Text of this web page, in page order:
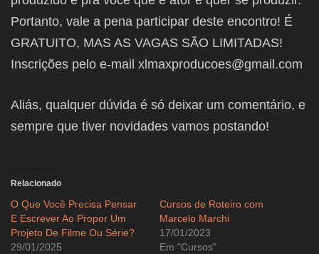
Portanto, vale a pena participar deste encontro! É
GRATUITO, MAS AS VAGAS SÃO LIMITADAS!
Inscrições pelo e-mail xlmaxproducoes@gmail.com
Aliás, qualquer dúvida é só deixar um comentário, e
sempre que tiver novidades vamos postando!
Relacionado
O Que Você Precisa Pensar
E Escrever Ao Propor Um
Projeto De Filme Ou Série?
29/01/2025
Cursos de Roteiro com
Marcelo Marchi
17/01/2023
Em "Cursos"